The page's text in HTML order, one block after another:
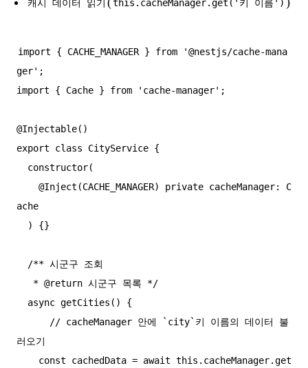
캐시 데이터 읽기 this.cacheManager.get('키 이름')
import { CACHE_MANAGER } from '@nestjs/cache-mana
ger';
import { Cache } from 'cache-manager';
@Injectable()
export class CityService {
ache
러오기